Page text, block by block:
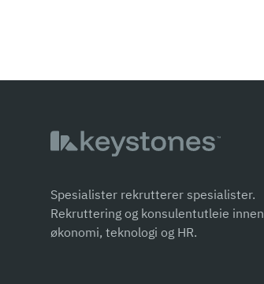
Spesialister rekrutterer spesialister.
Rekruttering og konsulentutleie innen
økonomi, teknologi og HR.